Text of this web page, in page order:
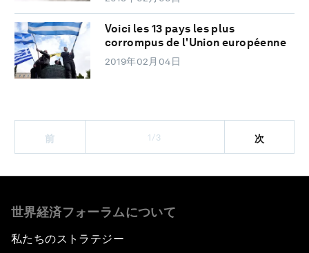
Voici les 13 pays les plus
corrompus de l'Union européenne
2019年02月04日
前 1/3 次
世界経済フォーラムについて
私たちのストラテジー